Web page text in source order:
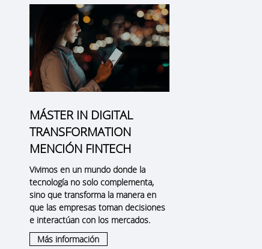
MÁSTER IN DIGITAL
TRANSFORMATION
MENCIÓN FINTECH
Vivimos en un mundo donde la
tecnología no solo complementa,
sino que transforma la manera en
que las empresas toman decisiones
e interactúan con los mercados.
Más información